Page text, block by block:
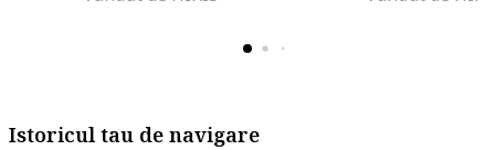
Istoricul tau de navigare